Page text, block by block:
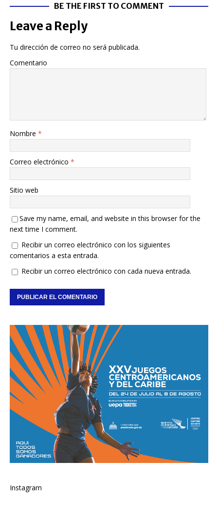
BE THE FIRST TO COMMENT
Leave a Reply
Tu dirección de correo no será publicada.
Comentario
Nombre *
Correo electrónico *
Sitio web
Save my name, email, and website in this browser for the
next time I comment.
Recibir un correo electrónico con los siguientes
comentarios a esta entrada.
Recibir un correo electrónico con cada nueva entrada.
Instagram